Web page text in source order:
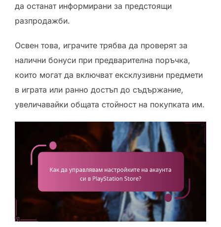
да останат информирани за предстоящи
разпродажби.
Освен това, играчите трябва да проверят за
налични бонуси при предварителна поръчка,
които могат да включват ексклузивни предмети
в играта или ранно достъп до съдържание,
увеличавайки общата стойност на покупката им.